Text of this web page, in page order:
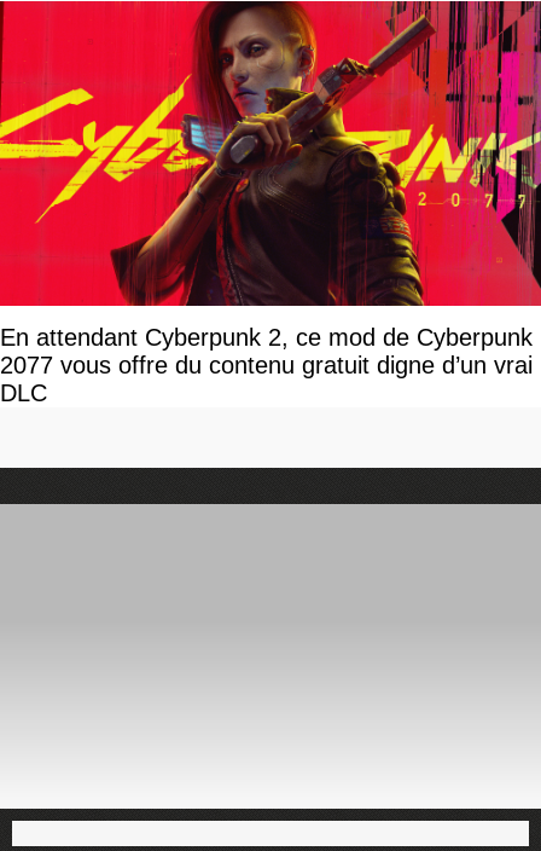
En attendant Cyberpunk 2, ce mod de Cyberpunk
2077 vous offre du contenu gratuit digne d’un vrai
DLC